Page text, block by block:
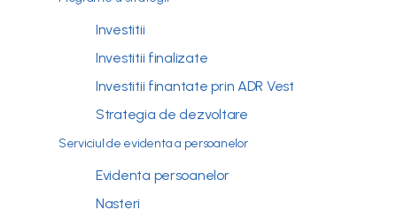
Investitii
Investitii finalizate
Investitii finantate prin ADR Vest
Strategia de dezvoltare
Serviciul de evidenta a persoanelor
Evidenta persoanelor
Nasteri